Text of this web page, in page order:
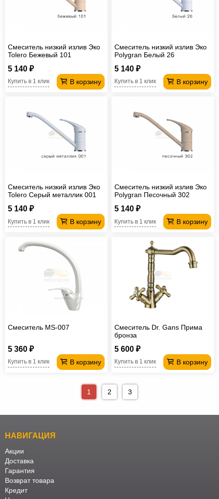
Смеситель низкий излив Эко
Tolero Бежевый 101
5 140 ₽
В корзину
Купить в 1 клик
Смеситель низкий излив Эко
Polygran Белый 26
5 140 ₽
В корзину
Купить в 1 клик
Смеситель низкий излив Эко
Tolero Серый металлик 001
5 140 ₽
В корзину
Купить в 1 клик
Смеситель низкий излив Эко
Polygran Песочный 302
5 140 ₽
В корзину
Купить в 1 клик
Смеситель MS-007
5 360 ₽
В корзину
Купить в 1 клик
Смеситель Dr. Gans Прима
бронза
5 600 ₽
В корзину
Купить в 1 клик
1 2 3
НАВИГАЦИЯ
Акции
Доставка
Гарантия
Возврат товара
Кредит